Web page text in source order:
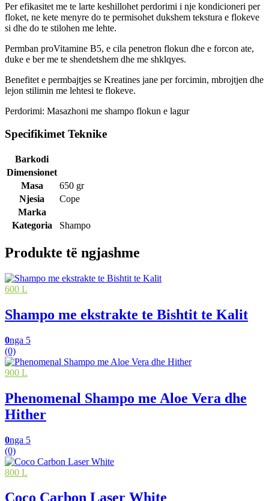
Per efikasitet me te larte keshillohet perdorimi i nje kondicioneri per
floket, ne kete menyre do te permisohet dukshem tekstura e flokeve
si dhe do te stilohen me lehte.
Permban proVitamine B5, e cila penetron flokun dhe e forcon ate,
duke e ber me te shendetshem dhe me shklqyes.
Benefitet e permbajtjes se Kreatines jane per forcimin, mbrojtjen dhe
lejon stilimin me lehtesi te flokeve.
Perdorimi: Masazhoni me shampo flokun e lagur
Specifikimet Teknike
Barkodi
Dimensionet
Masa
650 gr
Njesia
Cope
Marka
Kategoria
Shampo
Produkte të ngjashme
600 L
Shampo me ekstrakte te Bishtit te Kalit
0nga 5
(0)
900 L
Phenomenal Shampo me Aloe Vera dhe
Hither
0nga 5
(0)
800 L
Coco Carbon Laser White